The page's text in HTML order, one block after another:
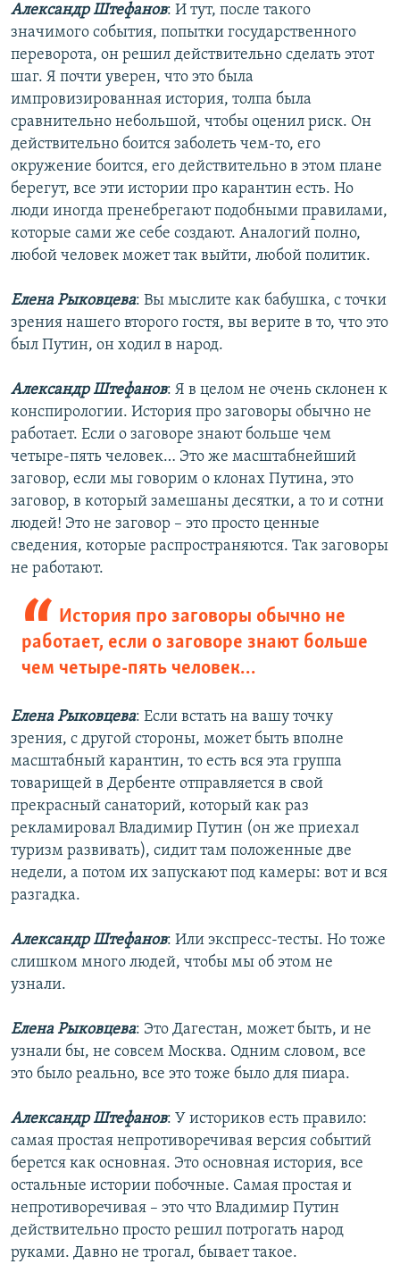
Александр Штефанов: И тут, после такого
значимого события, попытки государственного
переворота, он решил действительно сделать этот
шаг. Я почти уверен, что это была
импровизированная история, толпа была
сравнительно небольшой, чтобы оценил риск. Он
действительно боится заболеть чем-то, его
окружение боится, его действительно в этом плане
берегут, все эти истории про карантин есть. Но
люди иногда пренебрегают подобными правилами,
которые сами же себе создают. Аналогий полно,
любой человек может так выйти, любой политик.
Елена Рыковцева: Вы мыслите как бабушка, с точки
зрения нашего второго гостя, вы верите в то, что это
был Путин, он ходил в народ.
Александр Штефанов: Я в целом не очень склонен к
конспирологии. История про заговоры обычно не
работает. Если о заговоре знают больше чем
четыре-пять человек… Это же масштабнейший
заговор, если мы говорим о клонах Путина, это
заговор, в который замешаны десятки, а то и сотни
людей! Это не заговор – это просто ценные
сведения, которые распространяются. Так заговоры
не работают.
История про заговоры обычно не
работает, если о заговоре знают больше
чем четыре-пять человек…
Елена Рыковцева: Если встать на вашу точку
зрения, с другой стороны, может быть вполне
масштабный карантин, то есть вся эта группа
товарищей в Дербенте отправляется в свой
прекрасный санаторий, который как раз
рекламировал Владимир Путин (он же приехал
туризм развивать), сидит там положенные две
недели, а потом их запускают под камеры: вот и вся
разгадка.
Александр Штефанов: Или экспресс-тесты. Но тоже
слишком много людей, чтобы мы об этом не
узнали.
Елена Рыковцева: Это Дагестан, может быть, и не
узнали бы, не совсем Москва. Одним словом, все
это было реально, все это тоже было для пиара.
Александр Штефанов: У историков есть правило:
самая простая непротиворечивая версия событий
берется как основная. Это основная история, все
остальные истории побочные. Самая простая и
непротиворечивая – это что Владимир Путин
действительно просто решил потрогать народ
руками. Давно не трогал, бывает такое.